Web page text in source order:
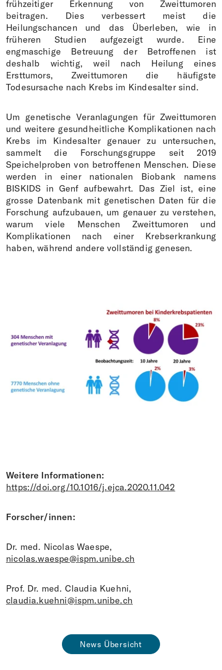
frühzeitiger Erkennung von Zweittumoren
beitragen. Dies verbessert meist die
Heilungschancen und das Überleben, wie in
früheren Studien aufgezeigt wurde. Eine
engmaschige Betreuung der Betroffenen ist
deshalb wichtig, weil nach Heilung eines
Ersttumors, Zweittumoren die häufigste
Todesursache nach Krebs im Kindesalter sind.
Um genetische Veranlagungen für Zweittumoren
und weitere gesundheitliche Komplikationen nach
Krebs im Kindesalter genauer zu untersuchen,
sammelt die Forschungsgruppe seit 2019
Speichelproben von betroffenen Menschen. Diese
werden in einer nationalen Biobank namens
BISKIDS in Genf aufbewahrt. Das Ziel ist, eine
grosse Datenbank mit genetischen Daten für die
Forschung aufzubauen, um genauer zu verstehen,
warum viele Menschen Zweittumoren und
Komplikationen nach einer Krebserkrankung
haben, während andere vollständig genesen.
Weitere Informationen:
https://doi.org/10.1016/j.ejca.2020.11.042
Forscher/innen:
Dr. med. Nicolas Waespe,
nicolas.waespe@ispm.unibe.ch
Prof. Dr. med. Claudia Kuehni,
claudia.kuehni@ispm.unibe.ch
News Übersicht